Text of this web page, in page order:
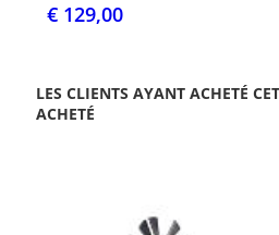
€ 129,00
LES CLIENTS AYANT ACHETÉ
ACHETÉ